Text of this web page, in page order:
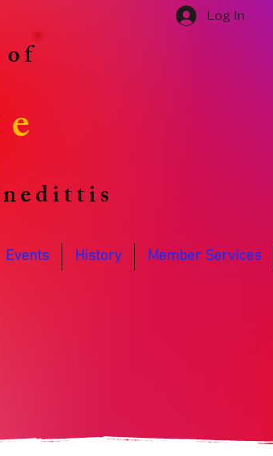
Log In
Events History Member Services